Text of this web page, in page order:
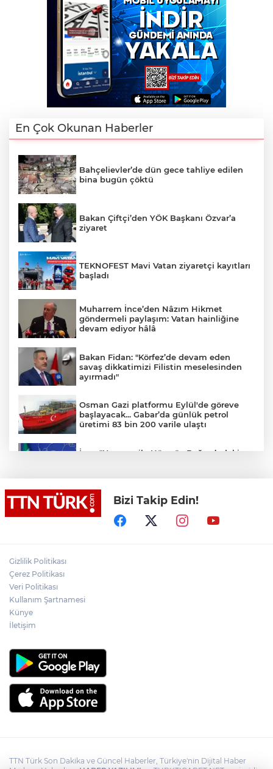
En Çok Okunan Haberler
Bahçelievler’de dün gece tahliye edilen
bina bugün çöktü
Bakan Çiftçi’den YÖK Başkanı Özvar’a
ziyaret
TEKNOFEST Mavi Vatan ziyaretçi kayıtları
başladı
Muharrem İnce’den Nâzım Hikmet
göndermeli paylaşım: Vatan hainliğine
devam ediyor hâlâ
Bakan Fidan: "Körfez’de devam eden
savaş dikkatimizi Filistin meselesinden
ayırmadı"
Osman Gazi platformu Eylül'de göreve
başlayacak... Gabar’da günlük petrol
üretimi 83 bin 200 varile ulaştı
İran: "Umman ile Hürmüz Boğazı’ndaki
Dervişoğlu: İhanet belgesini kabul
etmeyeceğiz
Fenerbahçe, UEFA Kadınlar Şampiyonlar
Bizi Takip Edin!
Gizlilik Politikası
Çerez Politikası
Veri Politikası
Kullanım Şartnamesi
Künye
İletişim
TTN Türk Son Dakika ve Güncel Haberler, Türkiye'nin Dijital Haber